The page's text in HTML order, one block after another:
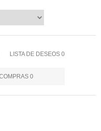
LISTA DE DESEOS 0
0